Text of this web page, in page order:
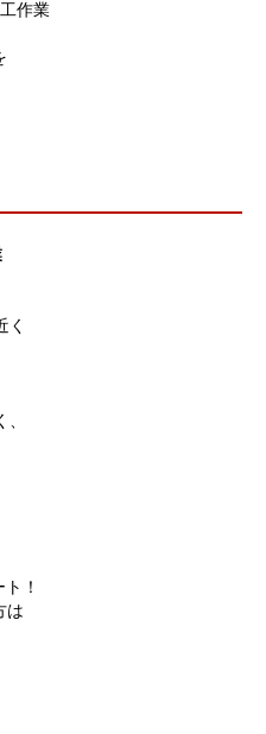
作業
く
！
は